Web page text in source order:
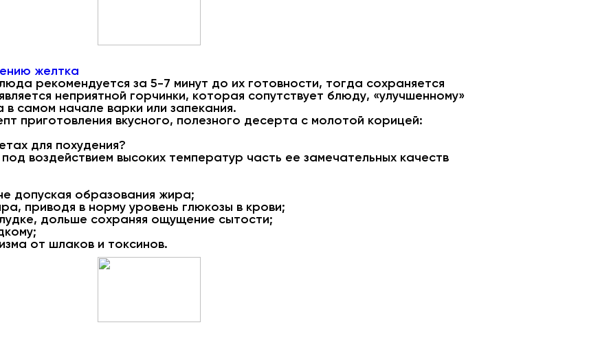
желтка
рекомендуется за 5-7 минут до их готовности, тогда сохраняется
неприятной горчинки, которая сопутствует блюду, «улучшенному»
самом начале варки или запекания.
приготовления вкусного, полезного десерта с молотой корицей:
для похудения?
воздействием высоких температур часть ее замечательных качеств
допуская образования жира;
приводя в норму уровень глюкозы в крови;
дольше сохраняя ощущение сытости;
от шлаков и токсинов.